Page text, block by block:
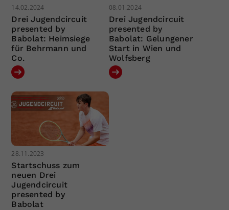
14.02.2024
Drei Jugendcircuit
presented by
Babolat: Heimsiege
für Behrmann und
Co.
08.01.2024
Drei Jugendcircuit
presented by
Babolat: Gelungener
Start in Wien und
Wolfsberg
28.11.2023
Startschuss zum
neuen Drei
Jugendcircuit
presented by
Babolat